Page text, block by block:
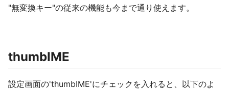
"無変換キー"の従来の機能も今まで通り使えます。
thumbIME
設定画面の'thumbIME'にチェックを入れると、以下のよ